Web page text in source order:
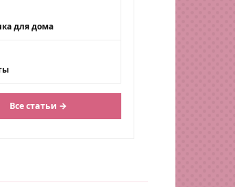
для дома
Все статьи →